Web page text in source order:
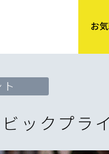
お
ックプラ